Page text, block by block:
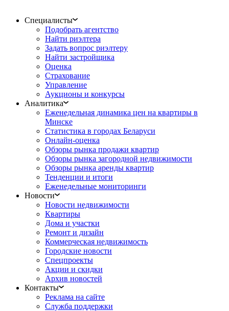
Специалисты
Подобрать агентство
Найти риэлтера
Задать вопрос риэлтеру
Найти застройщика
Оценка
Страхование
Управление
Аукционы и конкурсы
Аналитика
Еженедельная динамика цен на квартиры в
Минске
Статистика в городах Беларуси
Онлайн-оценка
Обзоры рынка продажи квартир
Обзоры рынка загородной недвижимости
Обзоры рынка аренды квартир
Тенденции и итоги
Еженедельные мониторинги
Новости
Новости недвижимости
Квартиры
Дома и участки
Ремонт и дизайн
Коммерческая недвижимость
Городские новости
Спецпроекты
Акции и скидки
Архив новостей
Контакты
Реклама на сайте
Служба поддержки